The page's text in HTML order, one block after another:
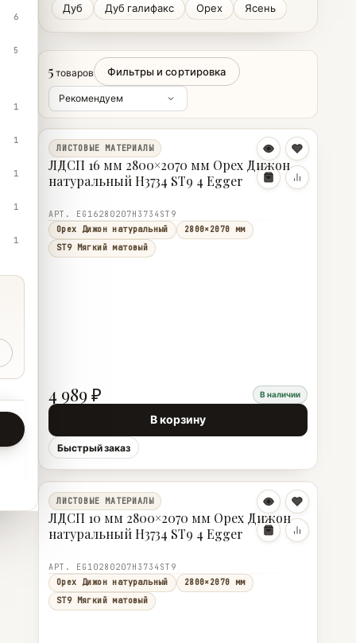
6
5
1
1
1
1
1
Дуб
Дуб галифакс Орех Ясень
5 товаров Фильтры и сортировка
ЛИСТОВЫЕ МАТЕРИАЛЫ
ЛДСП 16 мм 2800×2070 мм Орех Дижон
натуральный H3734 ST9 4 Egger
АРТ. EG16280207H3734ST9
Орех Дижон натуральный
2800×2070 мм
ST9 Мягкий матовый
4 989 ₽ В наличии
В корзину
Быстрый заказ
ЛИСТОВЫЕ МАТЕРИАЛЫ
ЛДСП 10 мм 2800×2070 мм Орех Дижон
натуральный H3734 ST9 4 Egger
АРТ. EG10280207H3734ST9
Орех Дижон натуральный
2800×2070 мм
ST9 Мягкий матовый